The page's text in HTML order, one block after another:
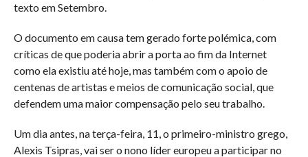
texto em Setembro.
O documento em causa tem gerado forte polémica, com
críticas de que poderia abrir a porta ao fim da Internet
como ela existiu até hoje, mas também com o apoio de
centenas de artistas e meios de comunicação social, que
defendem uma maior compensação pelo seu trabalho.
Um dia antes, na terça-feira, 11, o primeiro-ministro grego,
Alexis Tsipras, vai ser o nono líder europeu a participar no